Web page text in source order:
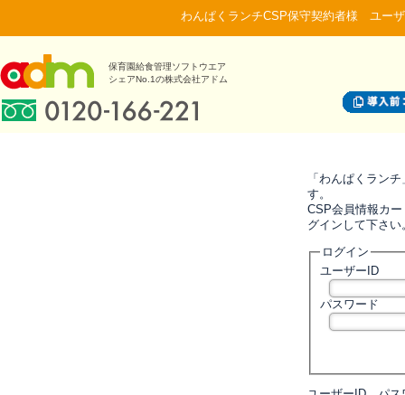
わんぱくランチCSP保守契約者様 ユー
保育園給食管理ソフトウエア
シェアNo.1の株式会社アドム
「わんぱくラン
す。
CSP会員情報カ
グインして下さい
ログイン
ユーザーID
パスワード